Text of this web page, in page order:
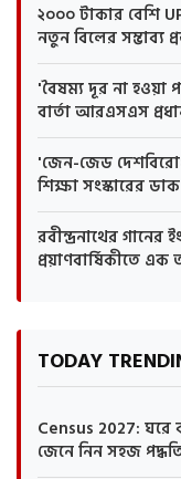
২০০০ টাকার বেশি
নতুন বিলের সম্ভাব্য
'বৈষম্য দূর না হওয়া
বার্তা আরএসএস
'জেন-জেড
শিক্ষা সংস্কারের
রবীন্দ্রনাথের
প্রয়াণবার্ষিকীতে এক
TODAY
Census 2027:
জেনে নিন সহজ